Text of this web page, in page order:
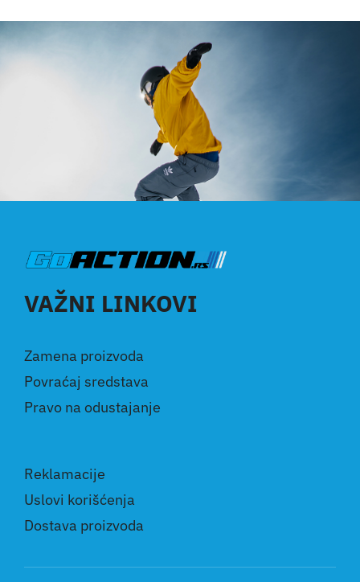
Aktivnosti
VAŽNI LINKOVI
Zamena proizvoda
Povraćaj sredstava
Pravo na odustajanje
Reklamacije
Uslovi korišćenja
Dostava proizvoda